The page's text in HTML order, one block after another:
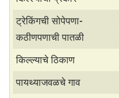
s
A
p
p
e
ट्रेकिंगची सोपेपणा-
कठीणपणाची पातळी
किल्ल्याचे ठिकाण
पायथ्याजवळचे गाव